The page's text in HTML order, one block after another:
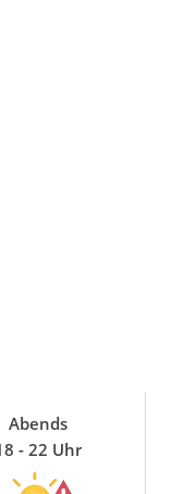
Abends
- 22 Uhr